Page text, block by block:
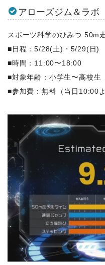
アローズジム＆ラボ
スポーツ科学のひみつ 50m
■日程：5/28(土)・5/29(日)
■時間：11:00〜18:00
■対象年齢：小学生〜高校生
■参加費：無料（当日10:00